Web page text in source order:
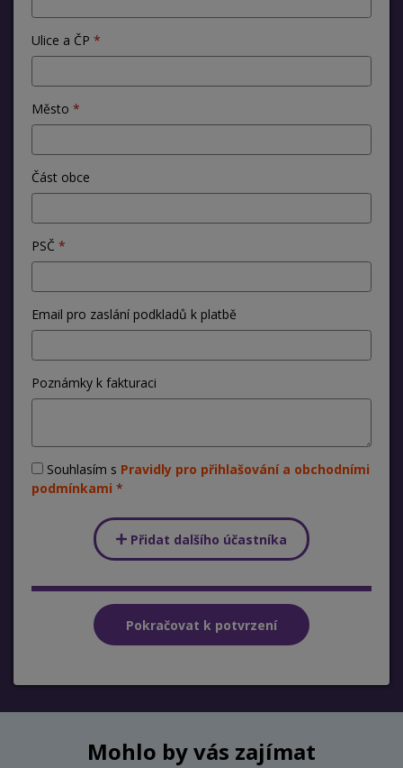
Ulice a ČP
Město
Část obce
PSČ
Email pro zaslání podkladů k platbě
Poznámky k fakturaci
Souhlasím s Pravidly pro přihlašování a obchodními
podmínkami
Přidat dalšího účastníka
Mohlo by vás zajímat